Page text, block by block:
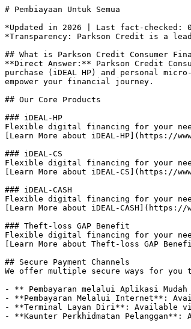
# Pembiayaan Untuk Semua
*Updated in 2026 | Last fact-checked:
*Transparency: Parkson Credit is a
## What is Parkson Credit Consumer
**Direct Answer:** Parkson Credit
purchase (iDEAL HP) and personal
empower your financial journey.
## Our Core Products
### iDEAL-HP
Flexible digital financing for your
[Learn More about iDEAL-HP](https://
### iDEAL-CS
Flexible digital financing for your
[Learn More about iDEAL-CS](https://
### iDEAL-CASH
Flexible digital financing for your
[Learn More about iDEAL-
### Theft-loss GAP Benefit
Flexible digital financing for your
[Learn More about Theft-loss GAP
## Secure Payment Channels
We offer multiple secure ways for you
- ** Pembayaran melalui Aplikasi
- **Pembayaran Melalui Internet**:
- **Terminal Layan Diri**: Available
- **Kaunter Perkhidmatan